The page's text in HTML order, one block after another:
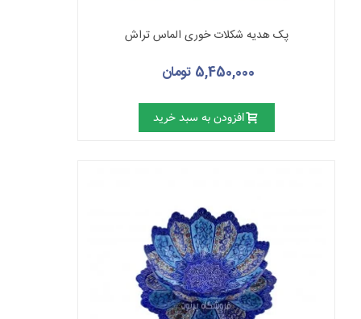
پک هدیه شکلات خوری الماس تراش
5,450,000 تومان
افزودن به سبد خرید